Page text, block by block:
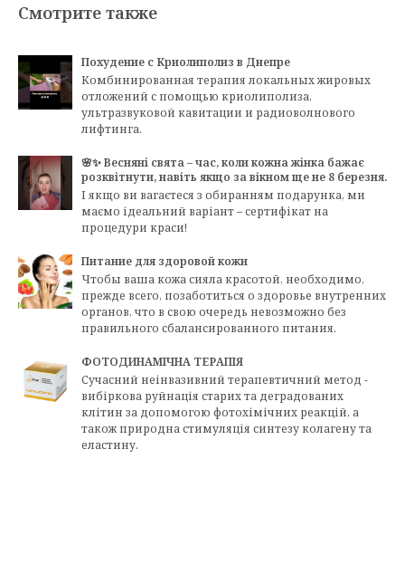
Смотрите также
Похудение с Криолиполиз в Днепре
Комбинированная терапия локальных жировых
отложений с помощью криолиполиза,
ультразвуковой кавитации и радиоволнового
лифтинга.
🌸✨ Весняні свята – час, коли кожна жінка бажає
розквітнути, навіть якщо за вікном ще не 8 березня.
І якщо ви вагаєтеся з обиранням подарунка, ми
маємо ідеальний варіант – сертифікат на
процедури краси!
Питание для здоровой кожи
Чтобы ваша кожа сияла красотой, необходимо,
прежде всего, позаботиться о здоровье внутренних
органов, что в свою очередь невозможно без
правильного сбалансированного питания.
ФОТОДИНАМІЧНА ТЕРАПІЯ
Сучасний неінвазивний терапевтичний метод -
вибіркова руйнація старих та деградованих
клітин за допомогою фотохімічних реакцій, а
також природна стимуляція синтезу колагену та
еластину.